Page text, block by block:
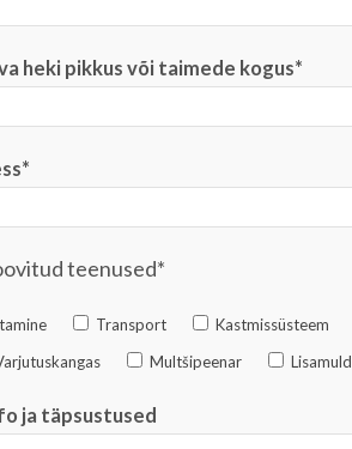
heki pikkus või taimede kogus*
teenused*
Transport
Kastmissüsteem
Multšipeenar Lisamuld
ja täpsustused